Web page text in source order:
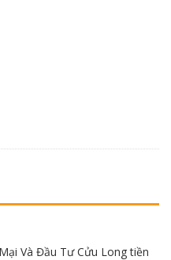
Và Đầu Tư Cửu Long tiền